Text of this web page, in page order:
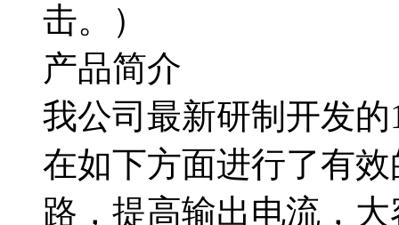
击。）
产品简介
我公司最新研制开发
在如下方面进行了有
路，提高输出电流，